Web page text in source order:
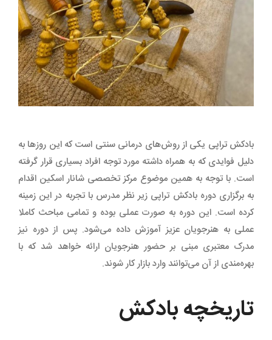
بادکش تراپی یکی از روش‌های درمانی سنتی است که این روزها به
دلیل فوایدی که به همراه داشته مورد توجه افراد بسیاری قرار گرفته
است. با توجه به همین موضوع مرکز تخصصی شانار اسکین اقدام
به برگزاری دوره بادکش تراپی زیر نظر مدرس با تجربه در این زمینه
کرده است. این دوره به صورت عملی بوده و تمامی مباحث کاملا
عملی به هنرجویان عزیز آموزش داده می‌شود. پس از دوره نیز
مدرک معتبری مبنی بر حضور هنرجویان ارائه خواهد شد که با
بهره‌مندی از آن می‌توانند وارد بازار کار شوند.
تاریخچه بادکش